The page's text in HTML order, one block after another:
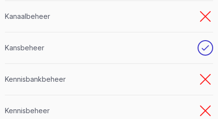
Kanaalbeheer
Kansbeheer
Kennisbankbeheer
Kennisbeheer